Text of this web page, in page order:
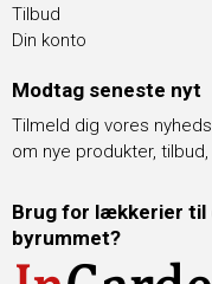
Tilbud
Din konto
Modtag seneste nyt
Tilmeld dig vores
om nye produkter,
Brug for lækkerier til
byrummet?